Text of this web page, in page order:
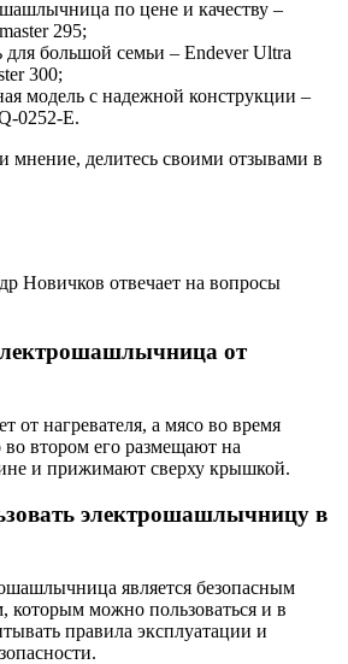
по цене и качеству –
295;
большой семьи – Endever Ultra
300;
модель с надежной конструкции –
0252-E.
мнение, делитесь своими отзывами в
Новичков отвечает на вопросы
от
от нагревателя, а мясо во время
во втором его размещают на
и прижимают сверху крышкой.
электрошашлычницу в
является безопасным
которым можно пользоваться и в
правила эксплуатации и